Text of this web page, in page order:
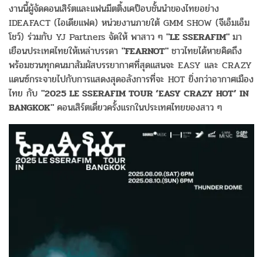
งานนี้ผู้จัดคอนเสิร์ตและแฟนมีตติ้งเคป็อบชั้นนำของไทยอย่าง
IDEAFACT (ไอเดียแฟค) หน่วยงานภายใต้ GMM SHOW (จีเอ็มเอ็ม
โชว์) ร่วมกับ YJ Partners จัดให้ พาสาว ๆ "LE SSERAFIM" มา
เยือนประเทศไทยให้เหล่าบรรดา "FEARNOT" ชาวไทยได้หายคิดถึง
พร้อมชวนทุกคนมาสัมผัสบรรยากาศที่สุดแสนจะ EASY และ CRAZY
แดนซ์กระจายไปกับการแสดงสุดอลังการที่จะ HOT ยิ่งกว่าอากาศเมือง
ไทย กับ "2025 LE SSERAFIM TOUR ‘EASY CRAZY HOT’ IN
BANGKOK" คอนเสิร์ตเดี่ยวครั้งแรกในประเทศไทยของสาว ๆ